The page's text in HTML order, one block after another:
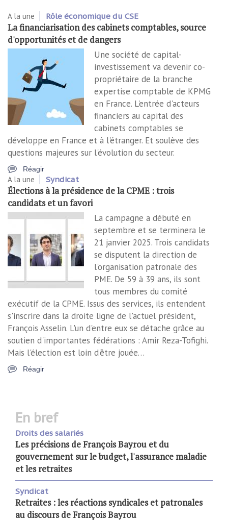
A la une Rôle économique du CSE
La financiarisation des cabinets comptables, source
d'opportunités et de dangers
Une société de capital-
investissement va devenir co-
propriétaire de la branche
expertise comptable de KPMG
en France. L'entrée d'acteurs
financiers au capital des
cabinets comptables se
développe en France et à l'étranger. Et soulève des
questions majeures sur l'évolution du secteur.
Réagir
A la une Syndicat
Élections à la présidence de la CPME : trois
candidats et un favori
La campagne a débuté en
septembre et se terminera le
21 janvier 2025. Trois candidats
se disputent la direction de
l'organisation patronale des
PME. De 59 à 39 ans, ils sont
tous membres du comité
exécutif de la CPME. Issus des services, ils entendent
s'inscrire dans la droite ligne de l'actuel président,
François Asselin. L'un d'entre eux se détache grâce au
soutien d'importantes fédérations : Amir Reza-Tofighi.
Mais l'élection est loin d'être jouée…
Réagir
en bref
Droits des salariés
Les précisions de François Bayrou et du
gouvernement sur le budget, l'assurance maladie
et les retraites
Syndicat
Retraites : les réactions syndicales et patronales
au discours de François Bayrou